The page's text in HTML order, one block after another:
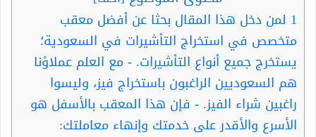
1 لمن دخل هذا المقال بحثا عن أفضل معقب
متخصص في استخراج التأشيرات في السعودية؛
يستخرج جميع أنواع التأشيرات. - مع العلم عملاؤنا
هم السعوديين الراغبون باستخراج فيز، وليسوا
راغبين شراء الفيز. - فإن هذا المعقب بالأسفل هو
الأسرع والأقدر على خدمتك وإنهاء معاملتك: